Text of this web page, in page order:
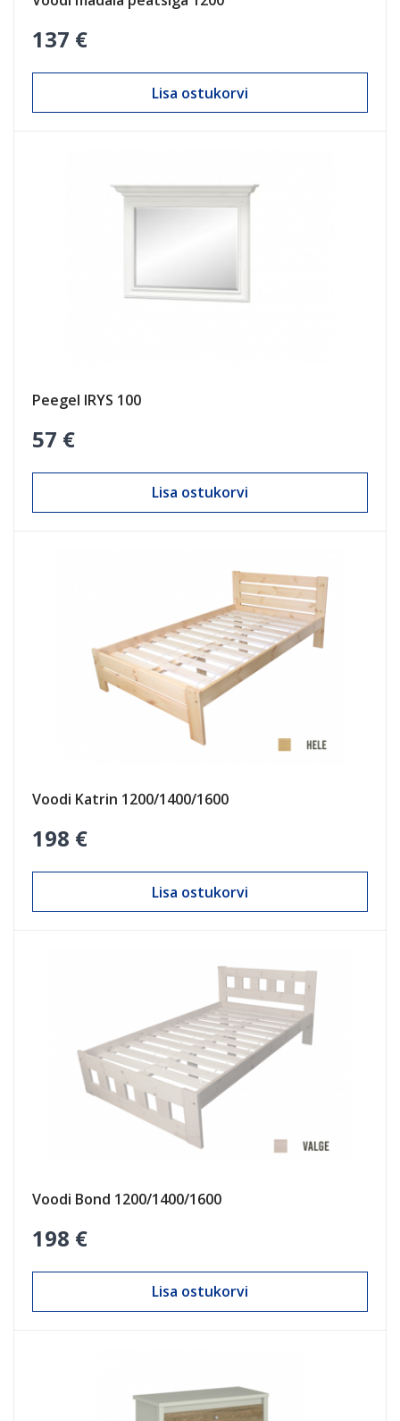
137 €
Lisa ostukorvi
Peegel IRYS 100
57 €
Lisa ostukorvi
Voodi Katrin 1200/1400/1600
198 €
Lisa ostukorvi
Voodi Bond 1200/1400/1600
198 €
Lisa ostukorvi